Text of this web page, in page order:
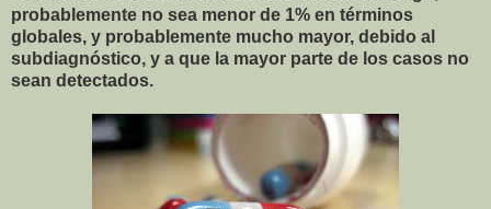
probablemente no sea menor de 1% en términos
globales, y probablemente mucho mayor, debido al
subdiagnóstico, y a que la mayor parte de los casos no
sean detectados.